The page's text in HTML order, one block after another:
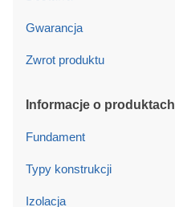
Gwarancja
Zwrot produktu
Informacje o produktach
Fundament
Typy konstrukcji
Izolacja